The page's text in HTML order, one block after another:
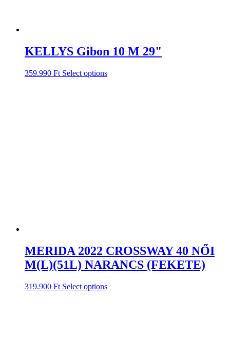
KELLYS Gibon 10 M 29"
359.990 Ft Select options
MERIDA 2022 CROSSWAY 40 NŐI
M(L)(51L) NARANCS (FEKETE)
319.900 Ft Select options